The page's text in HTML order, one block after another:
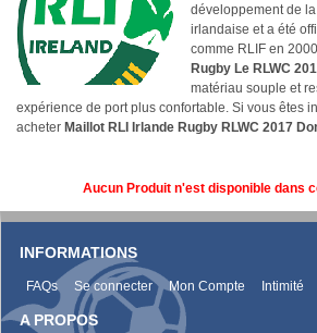
développement de la
irlandaise et a été
comme RLIF en
Rugby Le RLWC
matériau souple et
expérience de port plus confortable. Si vous êtes
acheter Maillot RLI Irlande Rugby RLWC 2017
Aucun Produit n'est disponible dans
INFORMATIONS
FAQs Se connecter Mon Compte Intimité
A PROPOS